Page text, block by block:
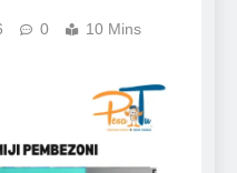
0 10 Mins